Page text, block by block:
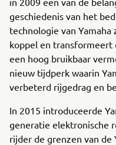
geschiedenis van het
technologie van
koppel en
een hoog bruikbaar
nieuw tijdperk waarin
verbeterd rijgedrag en
In 2015 introduceerde
generatie elektronische
rijder de grenzen van de